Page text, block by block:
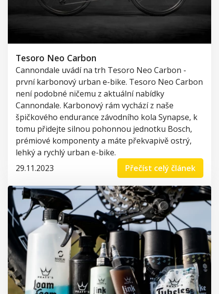
Tesoro Neo Carbon
Cannondale uvádí na trh Tesoro Neo Carbon -
první karbonový urban e-bike. Tesoro Neo Carbon
není podobné ničemu z aktuální nabídky
Cannondale. Karbonový rám vychází z naše
špičkového endurance závodního kola Synapse, k
tomu přidejte silnou pohonnou jednotku Bosch,
prémiové komponenty a máte překvapivě ostrý,
lehký a rychlý urban e-bike.
29.11.2023
Přečíst celý článek